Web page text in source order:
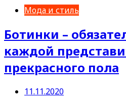
Мода и стиль
Ботинки –
каждой
прекрасного пола
11.11.2020